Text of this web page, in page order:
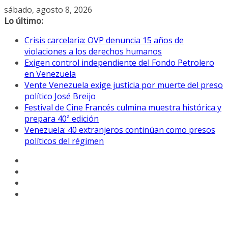
Saltar
al
sábado, agosto 8, 2026
Lo último:
Crisis carcelaria: OVP denuncia 15 años de
violaciones a los derechos humanos
Exigen control independiente del Fondo Petrolero
en Venezuela
Vente Venezuela exige justicia por muerte del preso
político José Breijo
Festival de Cine Francés culmina muestra histórica y
prepara 40ª edición
Venezuela: 40 extranjeros continúan como presos
políticos del régimen